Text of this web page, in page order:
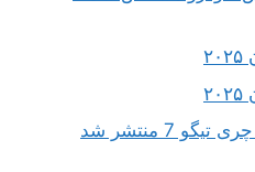
7 منتشر شد